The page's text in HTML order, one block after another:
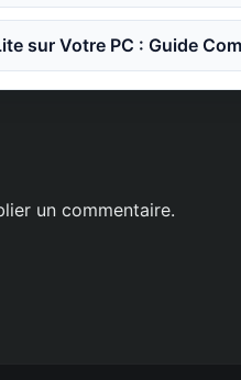
sur Votre PC : Guide
un commentaire.